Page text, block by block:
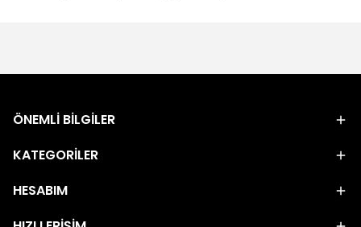
ÖNEMLİ BİLGİLER
KATEGORİLER
HESABIM